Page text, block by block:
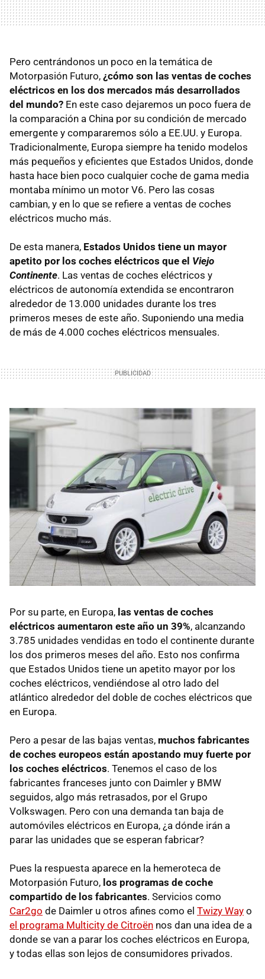
Pero centrándonos un poco en la temática de
Motorpasión Futuro, ¿cómo son las ventas de coches
eléctricos en los dos mercados más desarrollados
del mundo? En este caso dejaremos un poco fuera de
la comparación a China por su condición de mercado
emergente y compararemos sólo a EE.UU. y Europa.
Tradicionalmente, Europa siempre ha tenido modelos
más pequeños y eficientes que Estados Unidos, donde
hasta hace bien poco cualquier coche de gama media
montaba mínimo un motor V6. Pero las cosas
cambian, y en lo que se refiere a ventas de coches
eléctricos mucho más.
De esta manera, Estados Unidos tiene un mayor
apetito por los coches eléctricos que el Viejo
Continente. Las ventas de coches eléctricos y
eléctricos de autonomía extendida se encontraron
alrededor de 13.000 unidades durante los tres
primeros meses de este año. Suponiendo una media
de más de 4.000 coches eléctricos mensuales.
Por su parte, en Europa, las ventas de coches
eléctricos aumentaron este año un 39%, alcanzando
3.785 unidades vendidas en todo el continente durante
los dos primeros meses del año. Esto nos confirma
que Estados Unidos tiene un apetito mayor por los
coches eléctricos, vendiéndose al otro lado del
atlántico alrededor del doble de coches eléctricos que
en Europa.
Pero a pesar de las bajas ventas, muchos fabricantes
de coches europeos están apostando muy fuerte por
los coches eléctricos. Tenemos el caso de los
fabricantes franceses junto con Daimler y BMW
seguidos, algo más retrasados, por el Grupo
Volkswagen. Pero con una demanda tan baja de
automóviles eléctricos en Europa, ¿a dónde irán a
parar las unidades que se esperan fabricar?
Pues la respuesta aparece en la hemeroteca de
Motorpasión Futuro, los programas de coche
compartido de los fabricantes. Servicios como
Car2go de Daimler u otros afines como el Twizy Way o
el programa Multicity de Citroën nos dan una idea de a
donde se van a parar los coches eléctricos en Europa,
y todas ellas son lejos de consumidores privados.